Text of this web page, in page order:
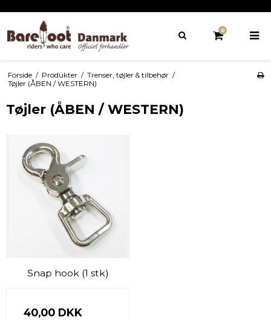
0
Forside / Produkter / Trenser, tøjler & tilbehør /
Tøjler (ÅBEN / WESTERN)
Tøjler (ÅBEN / WESTERN)
Snap hook (1 stk)
40,00 DKK